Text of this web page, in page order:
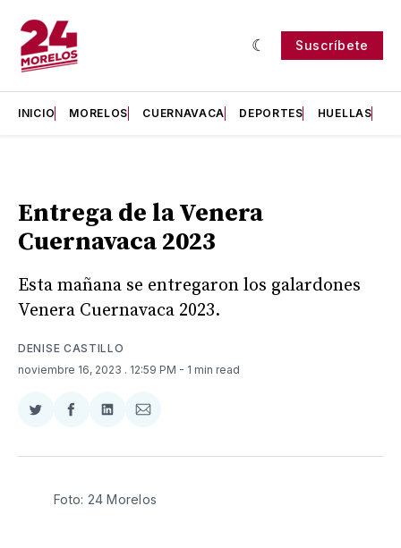
Suscríbete
INICIO MORELOS CUERNAVACA DEPORTES HUELLAS
Entrega de la Venera
Cuernavaca 2023
Esta mañana se entregaron los galardones
Venera Cuernavaca 2023.
DENISE CASTILLO
noviembre 16, 2023 . 12:59 PM - 1 min read
Compartir
Twitter
Compartir
Facebook
Compartir
LinkedIn
Compartir
Email
Foto: 24 Morelos